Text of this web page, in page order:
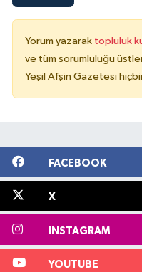
Yorum yazarak topluluk
ve tüm sorumluluğu
Yeşil Afşin Gazetesi
FACEBOOK
X
INSTAGRAM
YOUTUBE